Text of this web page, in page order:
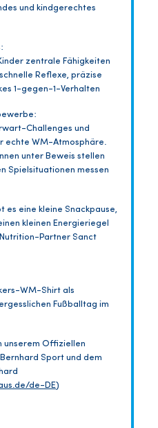
und kindgerechtes
zentrale Fähigkeiten
Reflexe, präzise
1-gegen-1-Verhalten
Challenges und
echte WM-Atmosphäre.
unter Beweis stellen
Spielsituationen messen
es eine kleine Snackpause,
kleinen Energieriegel
Partner Sanct
WM-Shirt als
Fußballtag im
unserem Offiziellen
Sport und dem
de-DE)